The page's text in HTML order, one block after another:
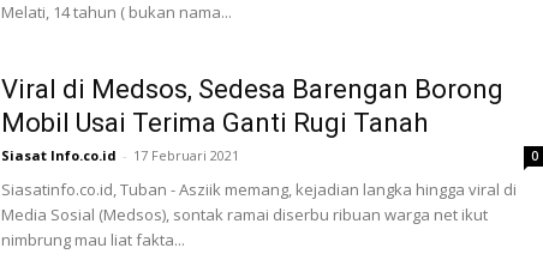
Melati, 14 tahun ( bukan nama...
Viral di Medsos, Sedesa Barengan Borong
Mobil Usai Terima Ganti Rugi Tanah
Siasat Info.co.id - 17 Februari 2021 0
Siasatinfo.co.id, Tuban - Asziik memang, kejadian langka hingga viral di
Media Sosial (Medsos), sontak ramai diserbu ribuan warga net ikut
nimbrung mau liat fakta...